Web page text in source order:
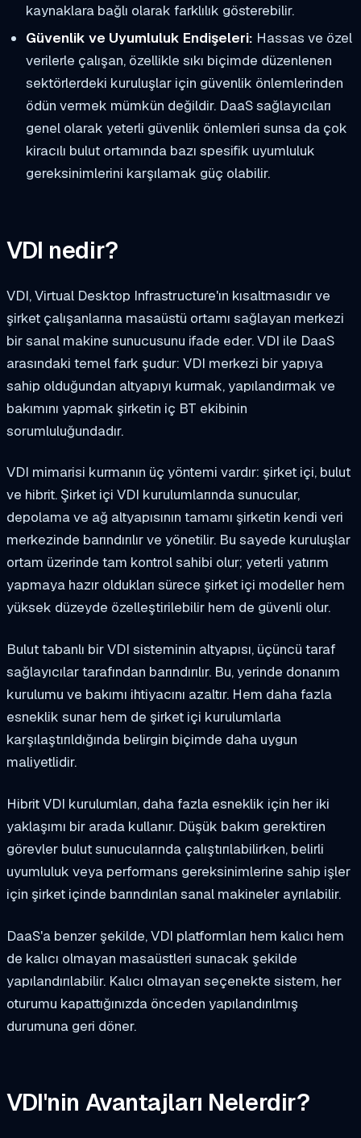
kaynaklara bağlı olarak farklılık gösterebilir.
Güvenlik ve Uyumluluk Endişeleri: Hassas ve özel
verilerle çalışan, özellikle sıkı biçimde düzenlenen
sektörlerdeki kuruluşlar için güvenlik önlemlerinden
ödün vermek mümkün değildir. DaaS sağlayıcıları
genel olarak yeterli güvenlik önlemleri sunsa da çok
kiracılı bulut ortamında bazı spesifik uyumluluk
gereksinimlerini karşılamak güç olabilir.
VDI nedir?
VDI, Virtual Desktop Infrastructure'ın kısaltmasıdır ve
şirket çalışanlarına masaüstü ortamı sağlayan merkezi
bir sanal makine sunucusunu ifade eder. VDI ile DaaS
arasındaki temel fark şudur: VDI merkezi bir yapıya
sahip olduğundan altyapıyı kurmak, yapılandırmak ve
bakımını yapmak şirketin iç BT ekibinin
sorumluluğundadır.
VDI mimarisi kurmanın üç yöntemi vardır: şirket içi, bulut
ve hibrit. Şirket içi VDI kurulumlarında sunucular,
depolama ve ağ altyapısının tamamı şirketin kendi veri
merkezinde barındırılır ve yönetilir. Bu sayede kuruluşlar
ortam üzerinde tam kontrol sahibi olur; yeterli yatırım
yapmaya hazır oldukları sürece şirket içi modeller hem
yüksek düzeyde özelleştirilebilir hem de güvenli olur.
Bulut tabanlı bir VDI sisteminin altyapısı, üçüncü taraf
sağlayıcılar tarafından barındırılır. Bu, yerinde donanım
kurulumu ve bakımı ihtiyacını azaltır. Hem daha fazla
esneklik sunar hem de şirket içi kurulumlarla
karşılaştırıldığında belirgin biçimde daha uygun
maliyetlidir.
Hibrit VDI kurulumları, daha fazla esneklik için her iki
yaklaşımı bir arada kullanır. Düşük bakım gerektiren
görevler bulut sunucularında çalıştırılabilirken, belirli
uyumluluk veya performans gereksinimlerine sahip işler
için şirket içinde barındırılan sanal makineler ayrılabilir.
DaaS'a benzer şekilde, VDI platformları hem kalıcı hem
de kalıcı olmayan masaüstleri sunacak şekilde
yapılandırılabilir. Kalıcı olmayan seçenekte sistem, her
oturumu kapattığınızda önceden yapılandırılmış
durumuna geri döner.
VDI'nin Avantajları Nelerdir?